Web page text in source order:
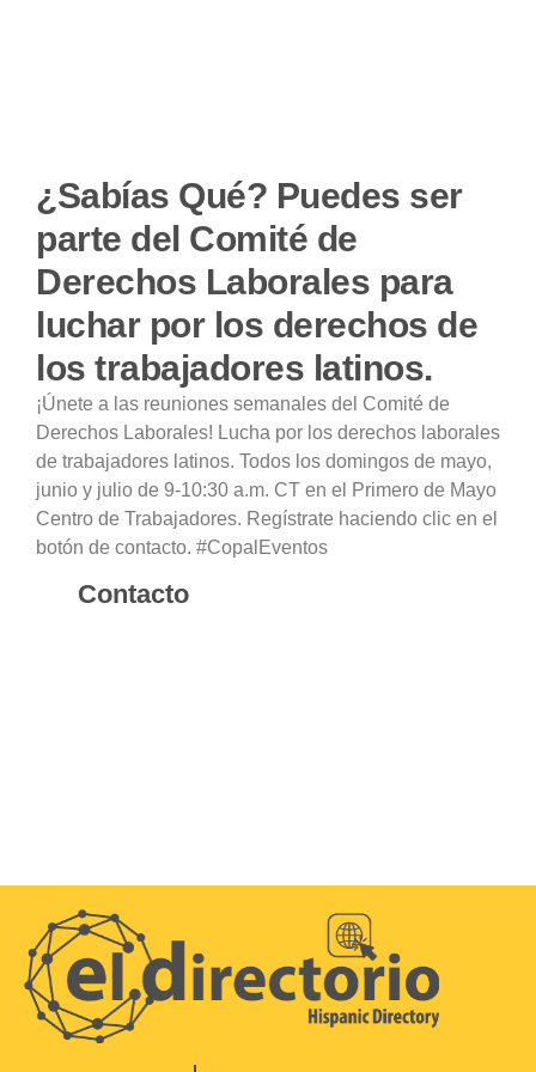
¿Sabías Qué? Puedes ser
parte del Comité de
Derechos Laborales para
luchar por los derechos de
los trabajadores latinos.
¡Únete a las reuniones semanales del Comité de
Derechos Laborales! Lucha por los derechos laborales
de trabajadores latinos. Todos los domingos de mayo,
junio y julio de 9-10:30 a.m. CT en el Primero de Mayo
Centro de Trabajadores. Regístrate haciendo clic en el
botón de contacto. #CopalEventos
Contacto